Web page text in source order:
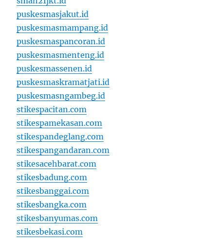
puskesmasjakut.id
puskesmasmampang.id
puskesmaspancoran.id
puskesmasmenteng.id
puskesmassenen.id
puskesmaskramatjati.id
puskesmasngambeg.id
stikespacitan.com
stikespamekasan.com
stikespandeglang.com
stikespangandaran.com
stikesacehbarat.com
stikesbadung.com
stikesbanggai.com
stikesbangka.com
stikesbanyumas.com
stikesbekasi.com